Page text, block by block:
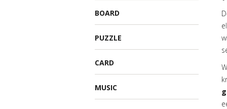
BOARD
PUZZLE
CARD
MUSIC